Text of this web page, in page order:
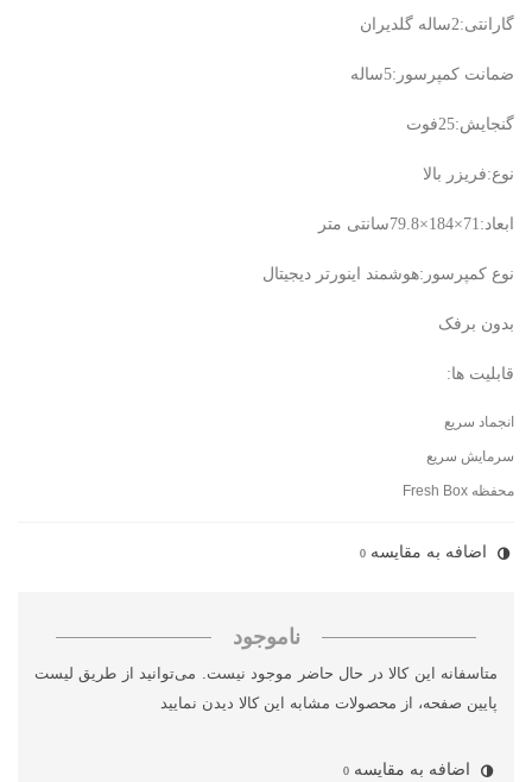
گارانتی:2ساله گلدیران
ضمانت کمپرسور:5ساله
گنجایش:25فوت
نوع:فریزر بالا
ابعاد:71×184×79.8سانتی متر
نوع کمپرسور:هوشمند اینورتر دیجیتال
بدون برفک
قابلیت ها:
انجماد سریع
سرمایش سریع
محفظه Fresh Box
اضافه به مقایسه 0
ناموجود
متاسفانه این کالا در حال حاضر موجود نیست. می‌توانید از طریق لیست
پایین صفحه، از محصولات مشابه این کالا دیدن نمایید
اضافه به مقایسه 0